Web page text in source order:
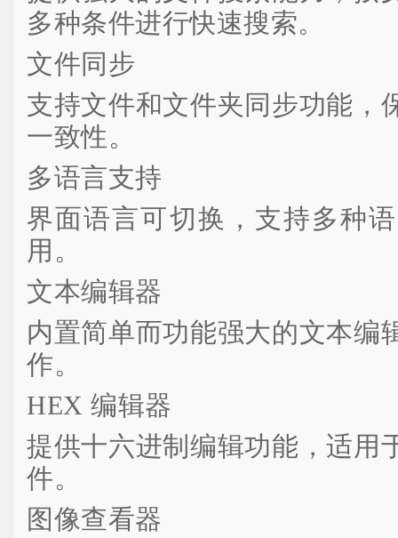
多种条件进行快速搜索。
文件同步
支持文件和文件夹同步功能，
一致性。
多语言支持
界面语言可切换，支持多种
用。
文本编辑器
内置简单而功能强大的文本编
作。
HEX 编辑器
提供十六进制编辑功能，适用
件。
图像查看器